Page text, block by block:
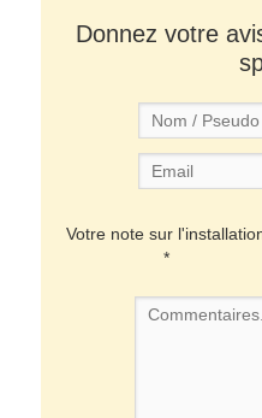
Donnez votre
Votre note sur
*